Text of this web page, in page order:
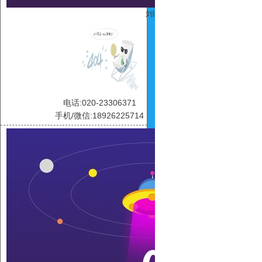
刘田
电话:020-23306371
手机/微信:18926225714